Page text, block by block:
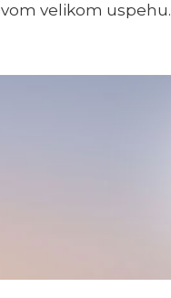
velikom uspehu.